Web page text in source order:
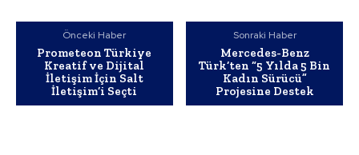
Önceki Haber
Prometeon Türkiye
Kreatif ve Dijital
İletişim İçin Salt
İletişim’i Seçti
Sonraki Haber
Mercedes-Benz
Türk’ten “5 Yılda 5 Bin
Kadın Sürücü”
Projesine Destek